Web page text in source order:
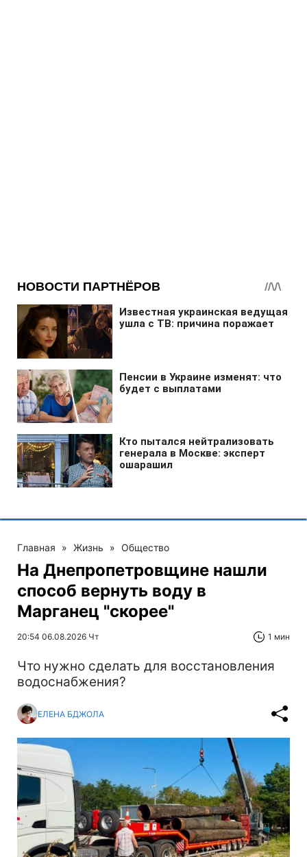
Главная » Жизнь » Общество
На Днепропетровщине нашли
способ вернуть воду в
Марганец "скорее"
20:54 06.08.2026 Чт 1 мин
Что нужно сделать для восстановления
водоснабжения?
ЕЛЕНА БДЖОЛА